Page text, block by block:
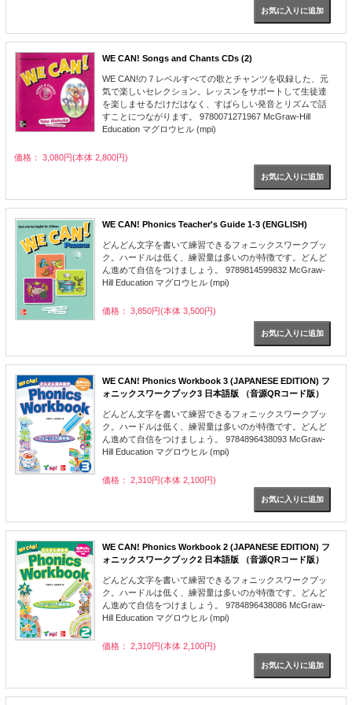
WE CAN! Songs and Chants CDs (2)
WE CAN!の７レベルすべての歌とチャンツを収録した、元
気で楽しいセレクション。レッスンをサポートして生徒達
を楽しませるだけだはなく、すばらしい発音とリズムで話
すことにつながります。 9780071271967 McGraw-Hill
Education マグロウヒル (mpi)
価格： 3,080円(本体 2,800円)
WE CAN! Phonics Teacher's Guide 1-3 (ENGLISH)
どんどん文字を書いて練習できるフォニックスワークブッ
ク。ハードルは低く、練習量は多いのが特徴です。どんど
ん進めて自信をつけましょう。 9789814599832 McGraw-
Hill Education マグロウヒル (mpi)
価格： 3,850円(本体 3,500円)
WE CAN! Phonics Workbook 3 (JAPANESE EDITION) フ
ォニックスワークブック3 日本語版 （音源QRコード版）
どんどん文字を書いて練習できるフォニックスワークブッ
ク。ハードルは低く、練習量は多いのが特徴です。どんど
ん進めて自信をつけましょう。 9784896438093 McGraw-
Hill Education マグロウヒル (mpi)
価格： 2,310円(本体 2,100円)
WE CAN! Phonics Workbook 2 (JAPANESE EDITION) フ
ォニックスワークブック2 日本語版 （音源QRコード版）
どんどん文字を書いて練習できるフォニックスワークブッ
ク。ハードルは低く、練習量は多いのが特徴です。どんど
ん進めて自信をつけましょう。 9784896438086 McGraw-
Hill Education マグロウヒル (mpi)
価格： 2,310円(本体 2,100円)